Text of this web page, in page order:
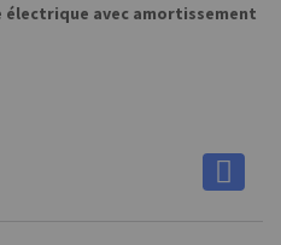
électrique avec amortissement